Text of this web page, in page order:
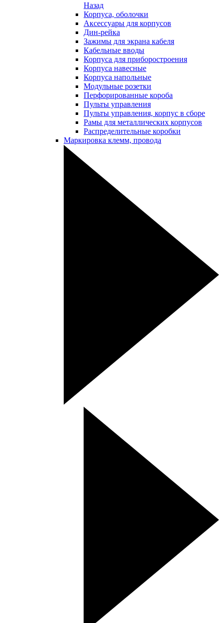
Назад
Корпуса, оболочки
Аксессуары для корпусов
Дин-рейка
Зажимы для экрана кабеля
Кабельные вводы
Корпуса для приборостроения
Корпуса навесные
Корпуса напольные
Модульные розетки
Перфорированные короба
Пульты управления
Пульты управления, корпус в сборе
Рамы для металлических корпусов
Распределительные коробки
Маркировка клемм, провода